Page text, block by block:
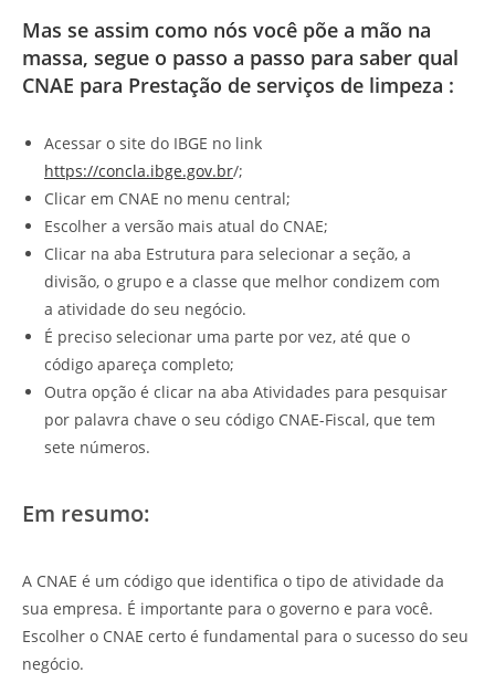
Mas se assim como nós você põe a mão na
massa, segue o passo a passo para saber qual
CNAE para Prestação de serviços de limpeza :
Acessar o site do IBGE no link
https://concla.ibge.gov.br/;
Clicar em CNAE no menu central;
Escolher a versão mais atual do CNAE;
Clicar na aba Estrutura para selecionar a seção, a
divisão, o grupo e a classe que melhor condizem com
a atividade do seu negócio.
É preciso selecionar uma parte por vez, até que o
código apareça completo;
Outra opção é clicar na aba Atividades para pesquisar
por palavra chave o seu código CNAE-Fiscal, que tem
sete números.
Em resumo:
A CNAE é um código que identifica o tipo de atividade da
sua empresa. É importante para o governo e para você.
Escolher o CNAE certo é fundamental para o sucesso do seu
negócio.